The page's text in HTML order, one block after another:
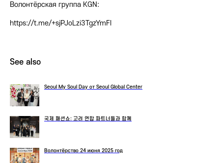
Волонтёрская группа KGN:
https://t.me/+sjPJoLzi3TgzYmFl
See also
Seoul My Soul Day от Seoul Global Center
국제 패션쇼: 고려 연합 파트너들과 함께
Волонтёрство 24 июня 2025 год